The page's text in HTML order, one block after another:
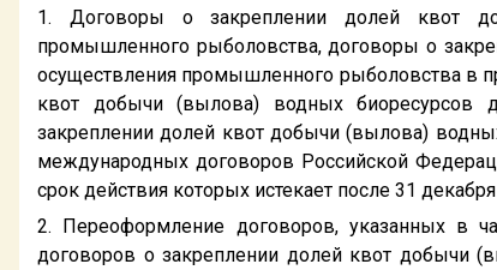
1. Договоры о закреплении долей квот
промышленного рыболовства, договоры о
осуществления промышленного рыболовства в
квот добычи (вылова) водных биоресурсов
закреплении долей квот добычи (вылова)
международных договоров Российской
срок действия которых истекает после 31
2. Переоформление договоров, указанных в
договоров о закреплении долей квот добычи